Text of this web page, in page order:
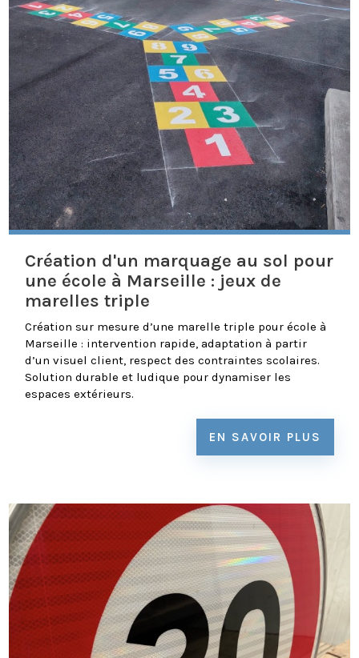
Création d'un marquage au sol pour
une école à Marseille : jeux de
marelles triple
Création sur mesure d’une marelle triple pour école à
Marseille : intervention rapide, adaptation à partir
d’un visuel client, respect des contraintes scolaires.
Solution durable et ludique pour dynamiser les
espaces extérieurs.
EN SAVOIR PLUS